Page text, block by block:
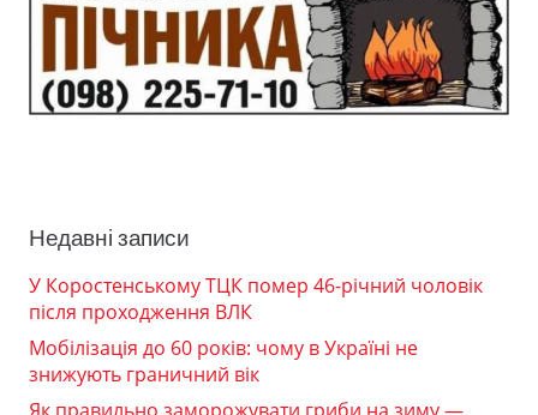
Недавні записи
У Коростенському ТЦК помер 46-річний чоловік
після проходження ВЛК
Мобілізація до 60 років: чому в Україні не
знижують граничний вік